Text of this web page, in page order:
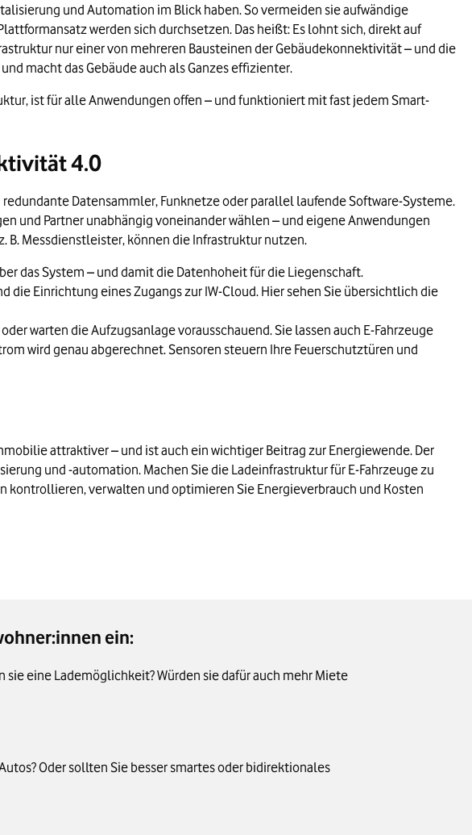
36.500, Köln 26.000 und Frankfurt rund 18.000.
und Automation im Blick haben. So vermeiden sie aufwändige
werden sich durchsetzen. Das heißt: Es lohnt sich, direkt auf
nur einer von mehreren Bausteinen der Gebäudekonnektivität – und die
macht das Gebäude auch als Ganzes effizienter.
ist für alle Anwendungen offen – und funktioniert mit fast jedem Smart-
4.0
Datensammler, Funknetze oder parallel laufende Software-Systeme.
und Partner unabhängig voneinander wählen – und eigene Anwendungen
B. Messdienstleister, können die Infrastruktur nutzen.
das System – und damit die Datenhoheit für die Liegenschaft.
Einrichtung eines Zugangs zur IW-Cloud. Hier sehen Sie übersichtlich die
warten die Aufzugsanlage vorausschauend. Sie lassen auch E-Fahrzeuge
wird genau abgerechnet. Sensoren steuern Ihre Feuerschutztüren und
attraktiver – und ist auch ein wichtiger Beitrag zur Energiewende. Der
und -automation. Machen Sie die Ladeinfrastruktur für E-Fahrzeuge zu
kontrollieren, verwalten und optimieren Sie Energieverbrauch und Kosten
ein:
sie eine Lademöglichkeit? Würden sie dafür auch mehr Miete
Oder sollten Sie besser smartes oder bidirektionales